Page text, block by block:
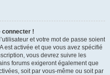
connecter !
et votre mot de passe soient
est activée et que vous avez spécifié
vous devrez suivre les
forums exigeront également que
soit par vous-même ou soit par